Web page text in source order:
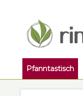
Pfanntastisch